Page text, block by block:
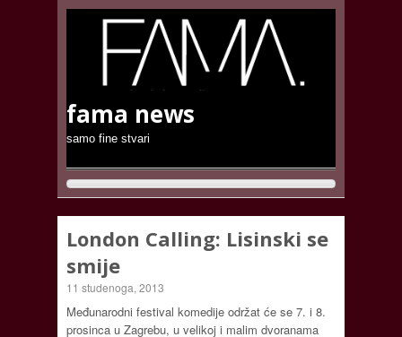
fama news
samo fine stvari
London Calling: Lisinski se
smije
11 studenoga, 2013
Međunarodni festival komedije održat će se 7. i 8.
prosinca u Zagrebu, u velikoj i malim dvoranama